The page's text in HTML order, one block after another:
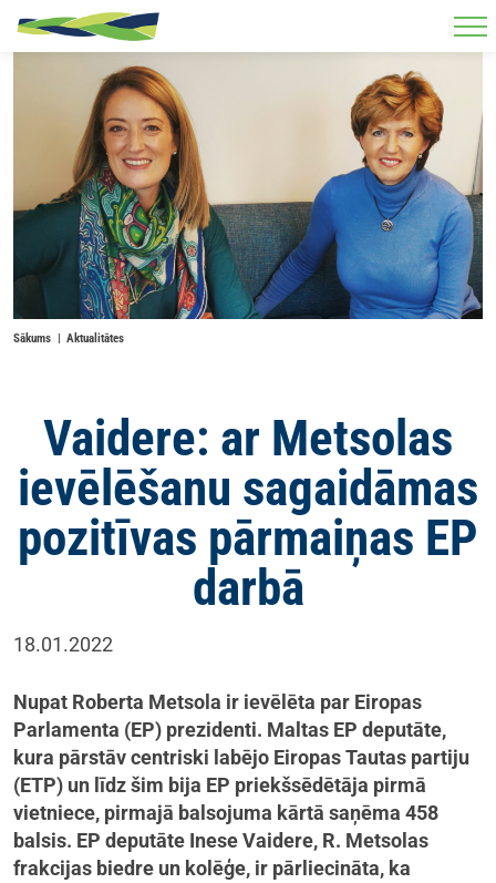
Skip to main content
Sākums Aktualitātes
Vaidere: ar Metsolas
ievēlēšanu sagaidāmas
pozitīvas pārmaiņas EP
darbā
18.01.2022
Nupat Roberta Metsola ir ievēlēta par Eiropas
Parlamenta (EP) prezidenti. Maltas EP deputāte,
kura pārstāv centriski labējo Eiropas Tautas partiju
(ETP) un līdz šim bija EP priekšsēdētāja pirmā
vietniece, pirmajā balsojuma kārtā saņēma 458
balsis. EP deputāte Inese Vaidere, R. Metsolas
frakcijas biedre un kolēģe, ir pārliecināta, ka